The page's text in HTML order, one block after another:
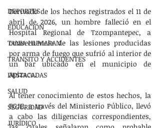
DEPORTES
EDUCACIÓN
TANIA HUMARAN
TRÁNSITO Y ACCIDENTES
DESTACADAS
SALUD
SEGURIDAD
JURÍDICO
Derivado de los hechos registrados el 11 de
abril de 2026, un hombre falleció en el
Hospital Regional de Tzompantepec, a
consecuencia de las lesiones producidas
por arma de fuego que sufrió al interior de
un bar ubicado en el municipio de
Apizaco.
Al tener conocimiento de estos hechos, la
FGJE, a través del Ministerio Público, llevó
a cabo las diligencias correspondientes,